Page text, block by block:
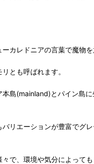
カレドニアの言葉で魔物を
とも呼ばれます。
本島(mainland)とパイン島
リエーションが豊富でグ
で、環境や気分によって